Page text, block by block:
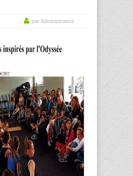
par Administrateur